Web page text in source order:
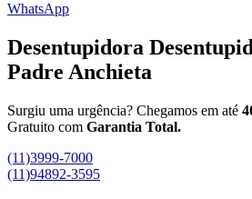
WhatsApp
Desentupidora
Padre Anchieta
Surgiu uma urgência? Chegamos em até
Gratuito com Garantia Total.
(11)3999-7000
(11)94892-3595